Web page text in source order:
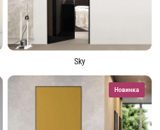
Sky
Новинка